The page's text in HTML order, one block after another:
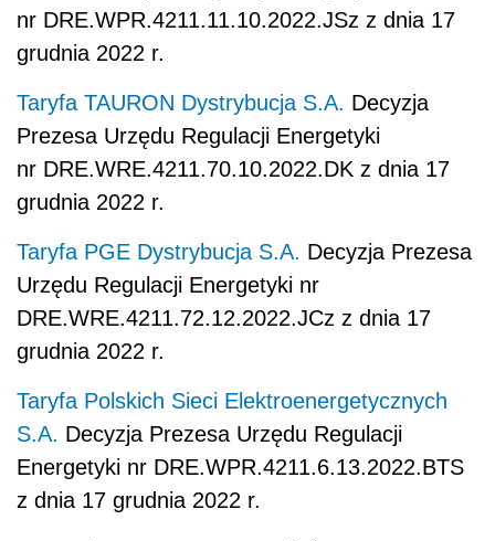
nr DRE.WPR.4211.11.10.2022.JSz z dnia 17
grudnia 2022 r.
Taryfa TAURON Dystrybucja S.A. Decyzja
Prezesa Urzędu Regulacji Energetyki
nr DRE.WRE.4211.70.10.2022.DK z dnia 17
grudnia 2022 r.
Taryfa PGE Dystrybucja S.A. Decyzja Prezesa
Urzędu Regulacji Energetyki nr
DRE.WRE.4211.72.12.2022.JCz z dnia 17
grudnia 2022 r.
Taryfa Polskich Sieci Elektroenergetycznych
S.A. Decyzja Prezesa Urzędu Regulacji
Energetyki nr DRE.WPR.4211.6.13.2022.BTS
z dnia 17 grudnia 2022 r.